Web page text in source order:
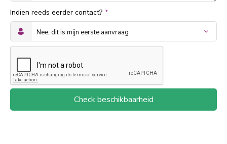
Indien reeds eerder contact? *
Check beschikbaarheid